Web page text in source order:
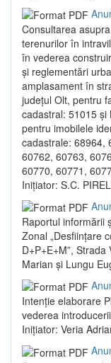
Consultarea
terenurilor în
în vederea
și reglementări
amplasament în
județul Olt, pentru
cadastral: 51015 și
pentru imobilele
cadastrale: 68964,
60762, 60763,
60770, 60771,
Inițiator: S.C.
Raportul informării
Zonal „Desființare
D+P+E+M”,
Marian și Lungu
Intenție elaborare
vederea
Inițiator: Veria